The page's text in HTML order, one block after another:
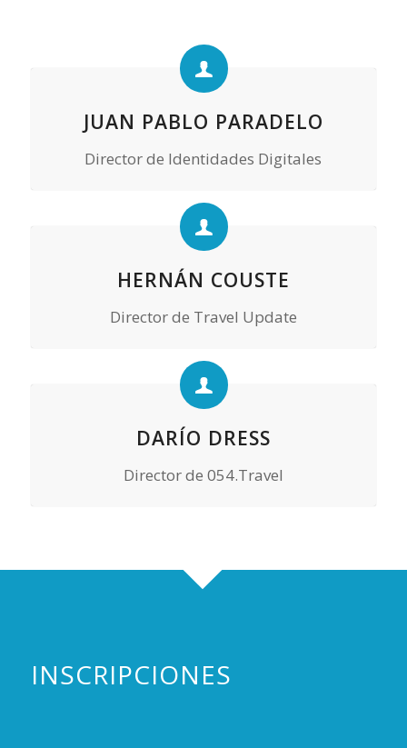
JUAN PABLO PARADELO
Director de Identidades Digitales
HERNÁN COUSTE
Director de Travel Update
DARÍO DRESS
Director de 054.Travel
INSCRIPCIONES